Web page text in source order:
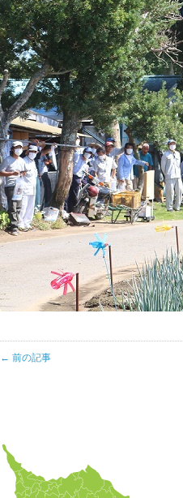
← 前の記事